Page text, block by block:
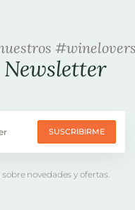
SUSCRIBIRME
novedades y ofertas.